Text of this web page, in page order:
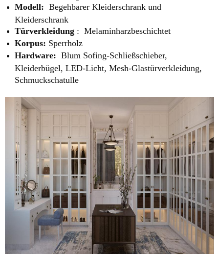
Modell: Begehbarer Kleiderschrank und
Kleiderschrank
Türverkleidung : Melaminharzbeschichtet
Korpus: Sperrholz
Hardware: Blum Sofing-Schließschieber,
Kleiderbügel, LED-Licht, Mesh-Glastürverkleidung,
Schmuckschatulle